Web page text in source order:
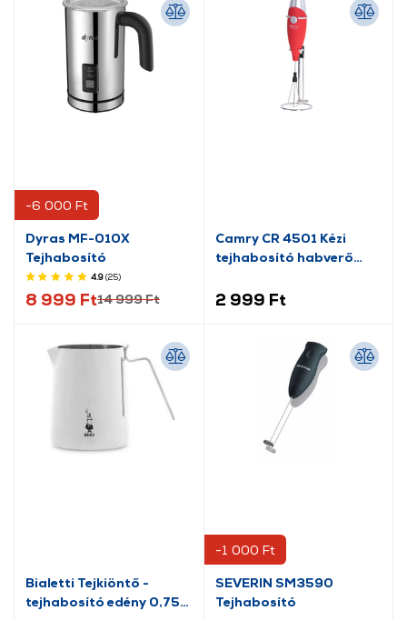
-6 000 Ft
Dyras MF-010X
Tejhabosító
4.9(25)
8 999 Ft14 999 Ft
Camry CR 4501 Kézi
tejhabosító habverő
2 999 Ft
Bialetti Tejkiöntő -
tejhabosító edény 0,75l
-1 000 Ft
SEVERIN SM3590
Tejhabosító